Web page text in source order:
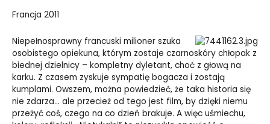
Francja 2011
Niepełnosprawny francuski milioner szuka
osobistego opiekuna, którym zostaje czarnoskóry chłopak z
biednej dzielnicy – kompletny dyletant, choć z głową na
karku. Z czasem zyskuje sympatię bogacza i zostają
kumplami. Owszem, można powiedzieć, że taka historia się
nie zdarza… ale przecież od tego jest film, by dzięki niemu
przeżyć coś, czego na co dzień brakuje. A więc uśmiechu,